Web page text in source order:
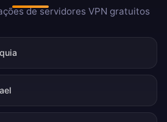
de servidores VPN gratuitos